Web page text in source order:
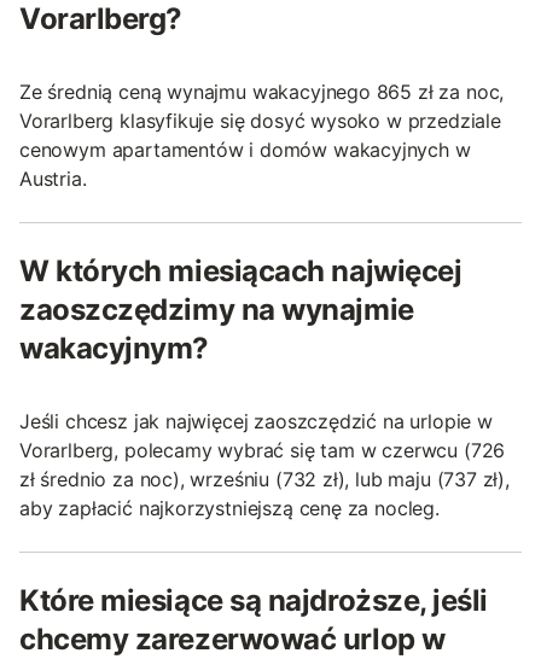
Vorarlberg?
Ze średnią ceną wynajmu wakacyjnego 865 zł za noc,
Vorarlberg klasyfikuje się dosyć wysoko w przedziale
cenowym apartamentów i domów wakacyjnych w
Austria.
W których miesiącach najwięcej
zaoszczędzimy na wynajmie
wakacyjnym?
Jeśli chcesz jak najwięcej zaoszczędzić na urlopie w
Vorarlberg, polecamy wybrać się tam w czerwcu (726
zł średnio za noc), wrześniu (732 zł), lub maju (737 zł),
aby zapłacić najkorzystniejszą cenę za nocleg.
Które miesiące są najdroższe, jeśli
chcemy zarezerwować urlop w